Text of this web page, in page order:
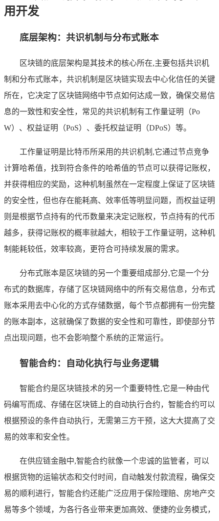
用开发
底层架构：共识机制与分布式账本
区块链的底层架构是其技术的核心所在,主要包括共识机
制和分布式账本，共识机制是区块链实现去中心化信任的关键
所在，它决定了区块链网络中节点如何达成一致，确保交易信
息的一致性和安全性，常见的共识机制有工作量证明（Po
W）、权益证明（PoS）、委托权益证明（DPoS）等。
工作量证明是比特币所采用的共识机制,它通过节点竞争
计算哈希值，找到符合条件的哈希值的节点可以获得记账权，
并获得相应的奖励，这种机制虽然在一定程度上保证了区块链
的安全性，但也存在能耗高、效率低等明显问题，而权益证明
则是根据节点持有的代币数量来决定记账权，节点持有的代币
越多，获得记账权的概率就越大，相较于工作量证明，这种机
制能耗较低，效率较高，更符合可持续发展的需求。
分布式账本是区块链的另一个重要组成部分,它是一个分
布式的数据库，存储了区块链网络中的所有交易信息，分布式
账本采用去中心化的方式存储数据，每个节点都拥有一份完整
的账本副本，这就确保了数据的安全性和可靠性，即使部分节
点出现问题，也不会影响整个系统的正常运行。
智能合约：自动化执行与业务逻辑
智能合约是区块链技术的另一个重要特性,它是一种由代
码编写而成、存储在区块链上的自动执行合约，智能合约可以
根据预设的条件自动执行，无需第三方干预，这大大提高了交
易的效率和安全性。
在供应链金融中,智能合约就像一个忠诚的监管者，可以
根据货物的运输状态和交付时间，自动触发付款流程，确保交
易的顺利进行，智能合约还能广泛应用于保险理赔、房地产交
易等多个领域，为各行各业带来更加高效、便捷的业务模式，